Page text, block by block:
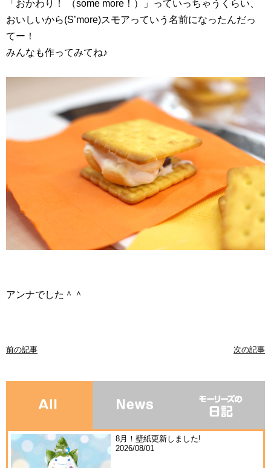
「おかわり！ （some more！）」っていっちゃうくらい、
おいしいから(S’more)スモアっていう名前になったんだっ
てー！
みんなも作ってみてね♪
アンナでした＾＾
前の記事 次の記事
8月！壁紙更新しました!
2026/08/01